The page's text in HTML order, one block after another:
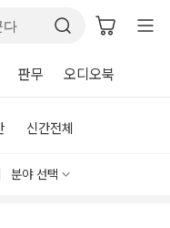
판무 오디오북
신간전체
분야 선택